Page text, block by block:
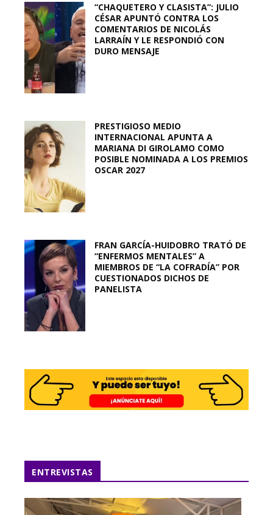
“CHAQUETERO Y CLASISTA”: JULIO
CÉSAR APUNTÓ CONTRA LOS
COMENTARIOS DE NICOLÁS
LARRAÍN Y LE RESPONDIÓ CON
DURO MENSAJE
PRESTIGIOSO MEDIO
INTERNACIONAL APUNTA A
MARIANA DI GIROLAMO COMO
POSIBLE NOMINADA A LOS PREMIOS
OSCAR 2027
FRAN GARCÍA-HUIDOBRO TRATÓ DE
“ENFERMOS MENTALES” A
MIEMBROS DE “LA COFRADÍA” POR
CUESTIONADOS DICHOS DE
PANELISTA
ENTREVISTAS